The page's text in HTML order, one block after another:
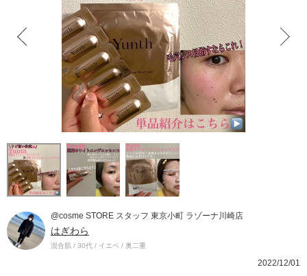
@cosme STORE スタッフ 東京小町 ラゾーナ川崎店
はぎわら
混合肌 / 30代 / イエベ / 奥二重
2022/12/01